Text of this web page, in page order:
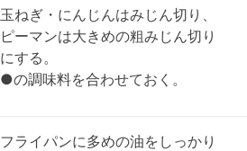
玉ねぎ・にんじんはみじん切り、
ピーマンは大きめの粗みじん切り
にする。
●の調味料を合わせておく。
フライパンに多めの油をしっかり